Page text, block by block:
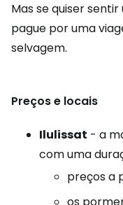
Mas se quiser
pague por uma
selvagem.
Preços e locais
Ilulissat - a
com uma
preços a